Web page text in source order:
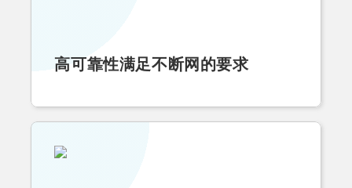
高可靠性满足不断网的要求